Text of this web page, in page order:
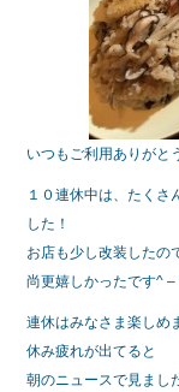
いつもご利用ありがと
１０連休中は、たくさ
した！
お店も少し改装したの
尚更嬉しかったです^ –
連休はみなさま楽しめ
休み疲れが出てると
朝のニュースで見まし